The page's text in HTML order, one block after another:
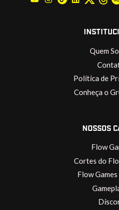
Quem
Política de
Conheça o
NOSSOS
Flow
Cortes do
Flow